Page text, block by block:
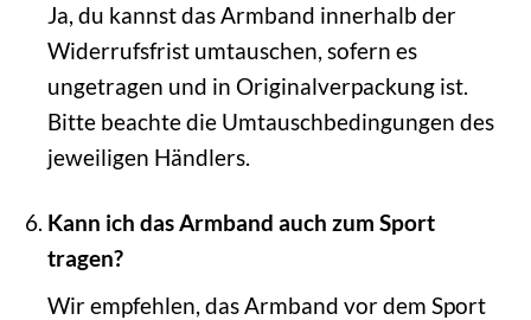
Ja, du kannst das Armband innerhalb der
Widerrufsfrist umtauschen, sofern es
ungetragen und in Originalverpackung ist.
Bitte beachte die Umtauschbedingungen des
jeweiligen Händlers.
Kann ich das Armband auch zum Sport
tragen?
Wir empfehlen, das Armband vor dem Sport